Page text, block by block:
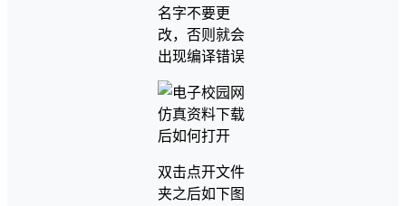
名字不要更
改，否则就会
出现编译错误
双击点开文件
夹之后如下图